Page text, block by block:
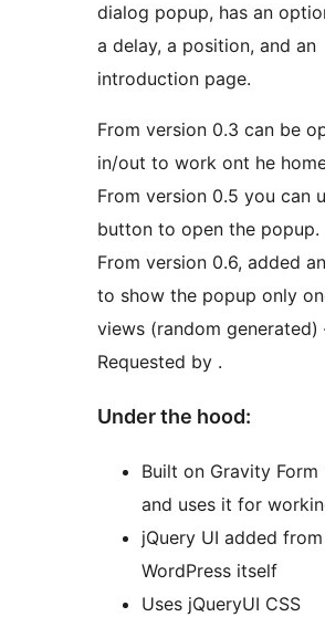
dialog popup, has an
a delay, a position, and an
introduction page.
From version 0.3 can be
in/out to work ont he
From version 0.5 you can
button to open the popup.
From version 0.6, added
to show the popup only
views (random generated)
Requested by .
Under the hood:
Built on Gravity Form
and uses it for
jQuery UI added from
WordPress itself
Uses jQueryUI CSS